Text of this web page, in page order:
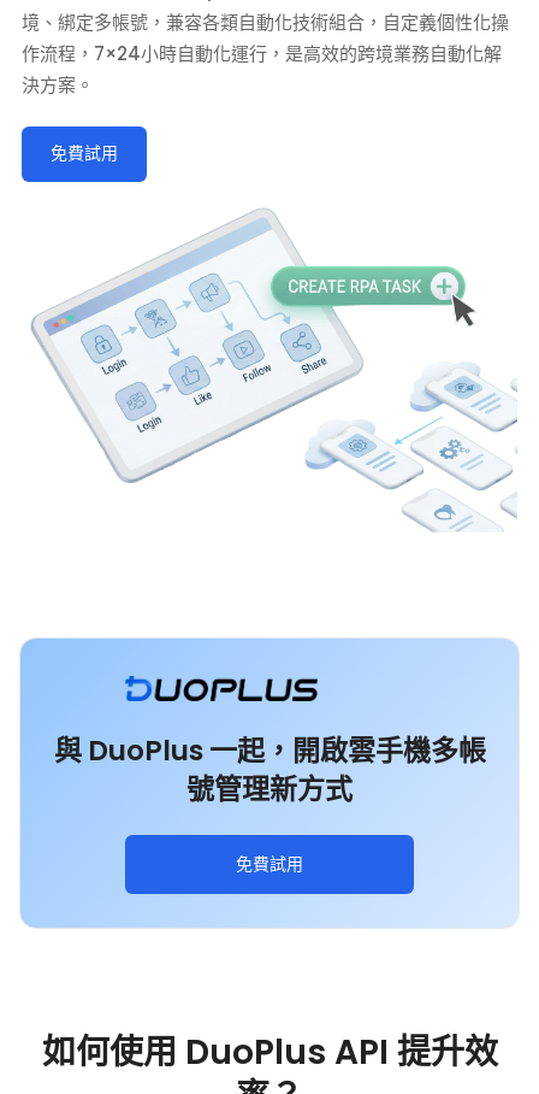
境、綁定多帳號，兼容各類自動化技術組合，自定義個性化操
作流程，7×24小時自動化運行，是高效的跨境業務自動化解
決方案。
免費試用
與 DuoPlus 一起，開啟雲手機多帳
號管理新方式
免費試用
如何使用 DuoPlus API 提升效